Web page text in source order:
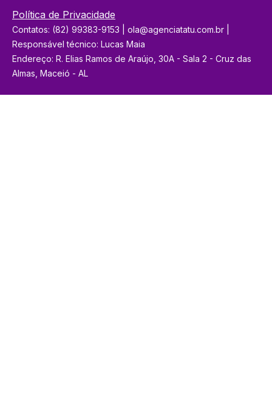
Política de Privacidade
Contatos: (82) 99383-9153 | ola@agenciatatu.com.br |
Responsável técnico: Lucas Maia
Endereço: R. Elias Ramos de Araújo, 30A - Sala 2 - Cruz das
Almas, Maceió - AL